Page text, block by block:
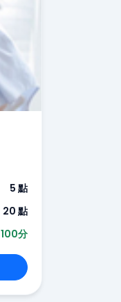
5 點
20 點
100分